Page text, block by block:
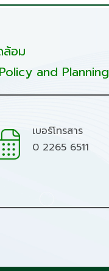
ล้อม
and Planning
เบอร์โทรสาร
0 2265 6511